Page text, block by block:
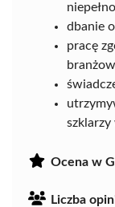
dbanie
pracę
szklarzy
Ocena w
Liczba